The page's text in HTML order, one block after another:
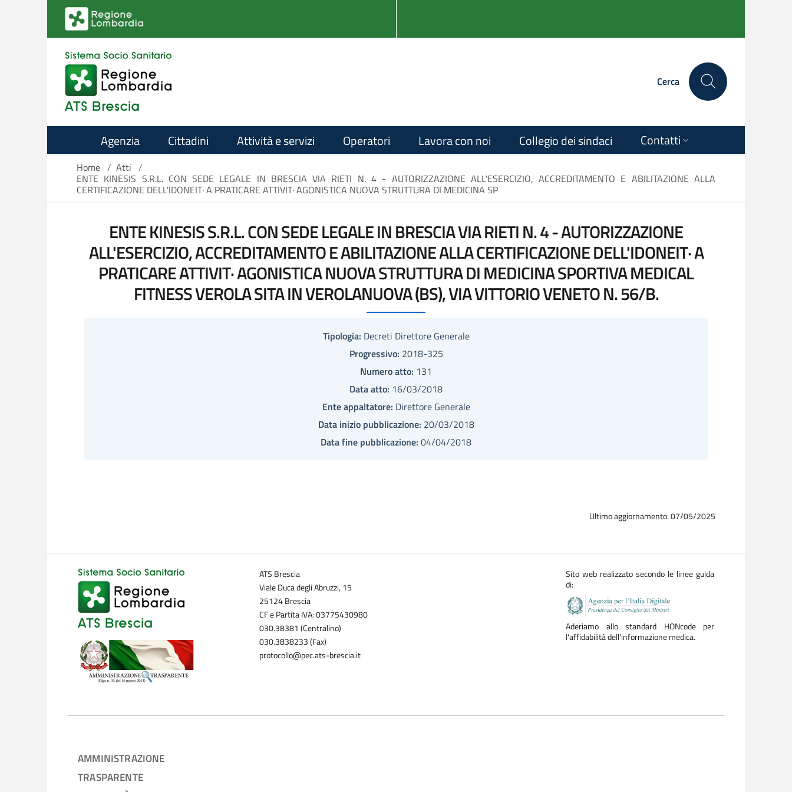
Salta al contenuto principale
Cerca
Agenzia Cittadini Attività e servizi Operatori Lavora con noi Collegio dei sindaci Contatti
Home / Atti /
ENTE KINESIS S.R.L. CON SEDE LEGALE IN BRESCIA VIA RIETI N. 4 - AUTORIZZAZIONE ALL'ESERCIZIO, ACCREDITAMENTO E ABILITAZIONE ALLA
CERTIFICAZIONE DELL'IDONEIT· A PRATICARE ATTIVIT· AGONISTICA NUOVA STRUTTURA DI MEDICINA SP
ENTE KINESIS S.R.L. CON SEDE LEGALE IN BRESCIA VIA RIETI N. 4 - AUTORIZZAZIONE
ALL'ESERCIZIO, ACCREDITAMENTO E ABILITAZIONE ALLA CERTIFICAZIONE DELL'IDONEIT· A
PRATICARE ATTIVIT· AGONISTICA NUOVA STRUTTURA DI MEDICINA SPORTIVA MEDICAL
FITNESS VEROLA SITA IN VEROLANUOVA (BS), VIA VITTORIO VENETO N. 56/B.
Tipologia: Decreti Direttore Generale
Progressivo: 2018-325
Numero atto: 131
Data atto: 16/03/2018
Ente appaltatore: Direttore Generale
Data inizio pubblicazione: 20/03/2018
Data fine pubblicazione: 04/04/2018
Ultimo aggiornamento: 07/05/2025
ATS Brescia
Viale Duca degli Abruzzi, 15
25124 Brescia
CF e Partita IVA: 03775430980
030.38381 (Centralino)
030.3838233 (Fax)
protocollo@pec.ats-brescia.it
Sito web realizzato secondo le linee guida
di:
Aderiamo allo standard HONcode per
l'affidabilità dell'informazione medica.
AMMINISTRAZIONE
TRASPARENTE